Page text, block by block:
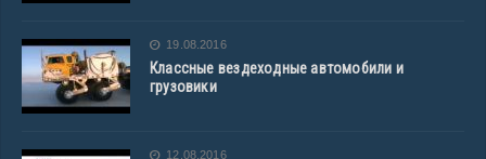
19.08.2016
Классные вездеходные автомобили и
грузовики
12.08.2016